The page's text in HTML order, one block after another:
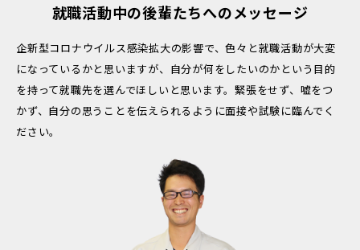
就職活動中の後輩たちへのメッセージ
企新型コロナウイルス感染拡大の影響で、色々と就職活動が大変
になっているかと思いますが、自分が何をしたいのかという目的
を持って就職先を選んでほしいと思います。緊張をせず、嘘をつ
かず、自分の思うことを伝えられるように面接や試験に臨んでく
ださい。